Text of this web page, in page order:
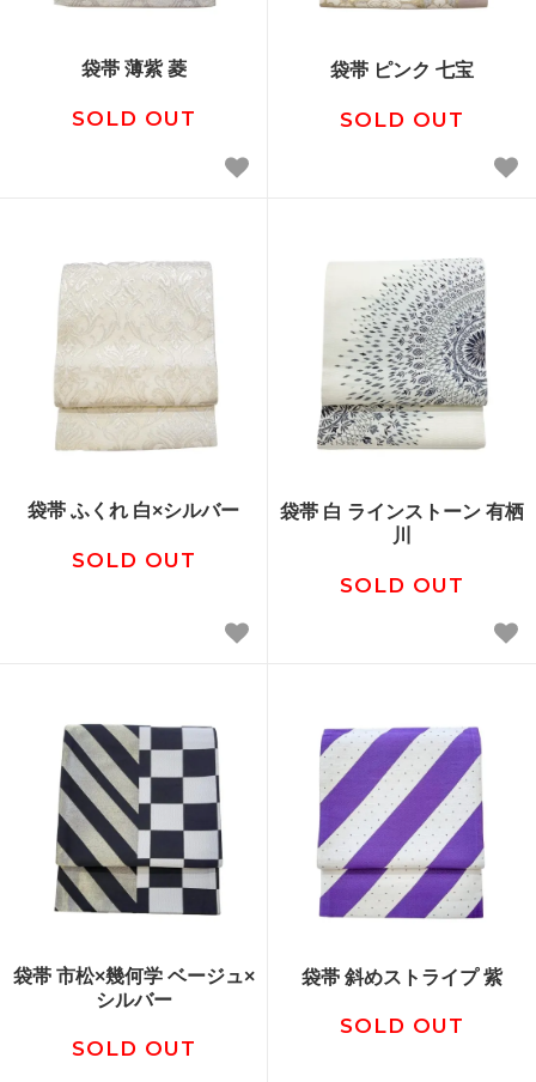
袋帯 薄紫 菱
SOLD OUT
袋帯 ピンク 七宝
SOLD OUT
袋帯 ふくれ 白×シルバー
SOLD OUT
袋帯 白 ラインストーン 有栖
川
SOLD OUT
袋帯 市松×幾何学 ベージュ×
シルバー
SOLD OUT
袋帯 斜めストライプ 紫
SOLD OUT